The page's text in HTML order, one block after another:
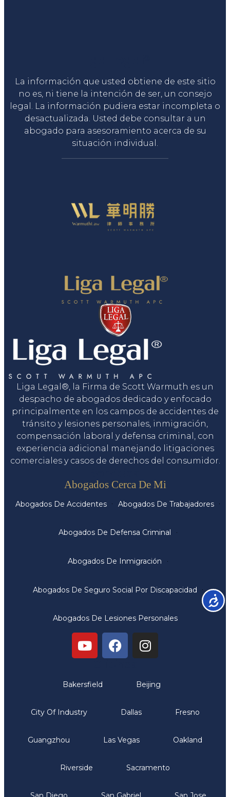
La información que usted obtiene de este sitio
no es, ni tiene la intención de ser, un consejo
legal. La información pudiera estar incompleta o
desactualizada. Usted debe consultar a un
abogado para asesoramiento acerca de su
situación individual.
Liga Legal®, la Firma de Scott Warmuth es un
despacho de abogados dedicado y enfocado
principalmente en los campos de accidentes de
tránsito y lesiones personales, inmigración,
compensación laboral y defensa criminal, con
experiencia adicional manejando litigaciones
comerciales y casos de derechos del consumidor.
Abogados Cerca De Mi
Abogados De Accidentes Abogados De Trabajadores
Abogados De Defensa Criminal
Abogados De Inmigración
Abogados De Seguro Social Por Discapacidad
Abogados De Lesiones Personales
Bakersfield Beijing
City Of Industry Dallas Fresno
Guangzhou Las Vegas Oakland
Riverside Sacramento